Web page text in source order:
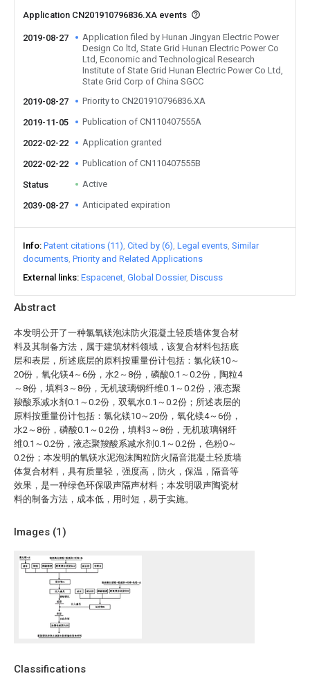
Abstract
本发明公开了一种氯氧镁泡沫防火混凝土轻质墙体复合材
料及其制备方法，属于建筑材料领域，该复合材料包括底
层和表层，所述底层的原料按重量份计包括：氯化镁10～
20份，氧化镁4～6份，水2～8份，磷酸0.1～0.2份，陶粒4
～8份，填料3～8份，无机玻璃钢纤维0.1～0.2份，液态聚
羧酸系减水剂0.1～0.2份，双氧水0.1～0.2份；所述表层的
原料按重量份计包括：氯化镁10～20份，氧化镁4～6份，
水2～8份，磷酸0.1～0.2份，填料3～8份，无机玻璃钢纤
维0.1～0.2份，液态聚羧酸系减水剂0.1～0.2份，色粉0～
0.2份；本发明的氧镁水泥泡沫陶粒防火隔音混凝土轻质墙
体复合材料，具有质量轻，强度高，防火，保温，隔音等
效果，是一种绿色环保吸声隔声材料；本发明吸声陶瓷材
料的制备方法，成本低，用时短，易于实施。
Images (1)
Classifications
Application CN201910796836.XA events
2019-08-27
Application filed by Hunan Jingyan Electric Power
Design Co ltd, State Grid Hunan Electric Power Co
Ltd, Economic and Technological Research
Institute of State Grid Hunan Electric Power Co Ltd,
State Grid Corp of China SGCC
2019-08-27
Priority to CN201910796836.XA
2019-11-05 Publication of CN110407555A
2022-02-22 Application granted
2022-02-22 Publication of CN110407555B
Status Active
2039-08-27 Anticipated expiration
Info Patent citations (11) Cited by (6) Legal events Similar
documents Priority and Related Applications
External links Espacenet Global Dossier Discuss